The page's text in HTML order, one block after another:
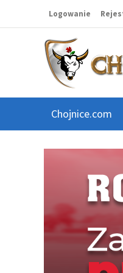
Logowanie
Chojnice.com